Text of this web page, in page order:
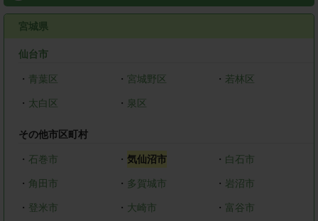
宮城県
仙台市
・ 青葉区 ・ 宮城野区 ・ 若林区
・ 太白区 ・ 泉区
その他市区町村
・ 石巻市 ・ 気仙沼市 ・ 白石市
・ 角田市 ・ 多賀城市 ・ 岩沼市
・ 登米市 ・ 大崎市 ・ 富谷市